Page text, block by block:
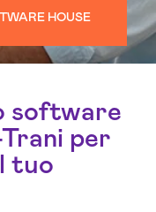
HOUSE
software
per
tuo